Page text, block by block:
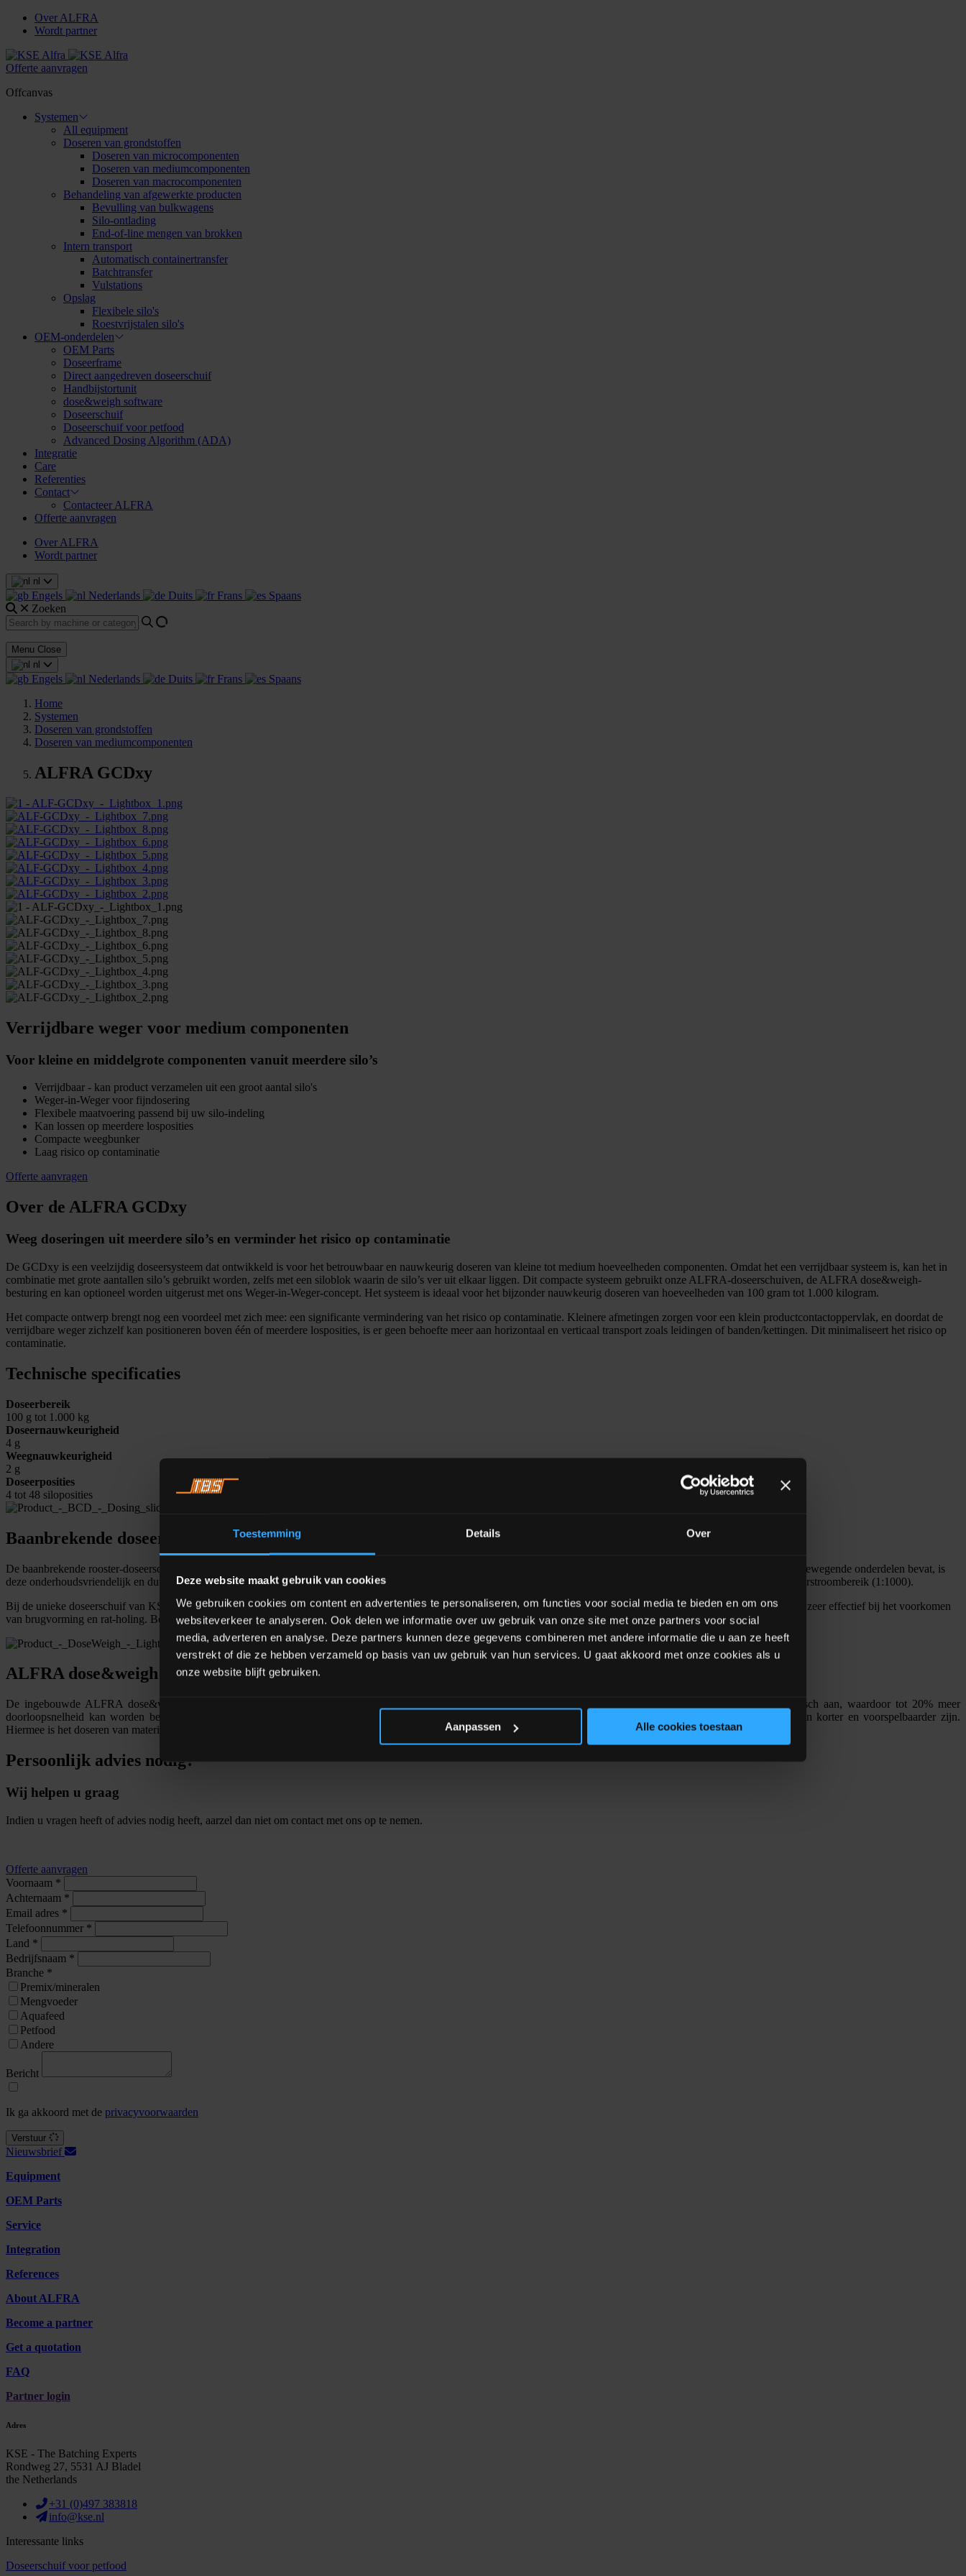
Toestemming Details Over
Deze website maakt gebruik van cookies
We gebruiken cookies om content en advertenties te personaliseren, om functies voor social media te bieden en om ons
websiteverkeer te analyseren. Ook delen we informatie over uw gebruik van onze site met onze partners voor social
media, adverteren en analyse. Deze partners kunnen deze gegevens combineren met andere informatie die u aan ze heeft
verstrekt of die ze hebben verzameld op basis van uw gebruik van hun services. U gaat akkoord met onze cookies als u
onze website blijft gebruiken.
Aanpassen Alle cookies toestaan
Over ALFRA
Wordt partner
Offerte aanvragen
Offcanvas
Systemen
All equipment
Doseren van grondstoffen
Doseren van microcomponenten
Doseren van mediumcomponenten
Doseren van macrocomponenten
Behandeling van afgewerkte producten
Bevulling van bulkwagens
Silo-ontlading
End-of-line mengen van brokken
Intern transport
Automatisch containertransfer
Batchtransfer
Vulstations
Opslag
Flexibele silo's
Roestvrijstalen silo's
OEM-onderdelen
OEM Parts
Doseerframe
Direct aangedreven doseerschuif
Handbijstortunit
dose&weigh software
Doseerschuif
Doseerschuif voor petfood
Advanced Dosing Algorithm (ADA)
Integratie
Care
Referenties
Contact
Contacteer ALFRA
Offerte aanvragen
Over ALFRA
Wordt partner
nl
Engels Nederlands Duits Frans
Spaans
Zoeken
Menu Close
nl
Engels Nederlands Duits Frans
Spaans
Home
Systemen
Doseren van grondstoffen
Doseren van mediumcomponenten
ALFRA GCDxy
Verrijdbare weger voor medium componenten
Voor kleine en middelgrote componenten vanuit meerdere silo’s
Verrijdbaar - kan product verzamelen uit een groot aantal silo's
Weger-in-Weger voor fijndosering
Flexibele maatvoering passend bij uw silo-indeling
Kan lossen op meerdere losposities
Compacte weegbunker
Laag risico op contaminatie
Offerte aanvragen
Over de ALFRA GCDxy
Weeg doseringen uit meerdere silo’s en verminder het risico op contaminatie
De GCDxy is een veelzijdig doseersysteem dat ontwikkeld is voor het betrouwbaar en nauwkeurig doseren van kleine tot medium hoeveelheden componenten. Omdat het een verrijdbaar systeem is, kan het in
combinatie met grote aantallen silo’s gebruikt worden, zelfs met een siloblok waarin de silo’s ver uit elkaar liggen. Dit compacte systeem gebruikt onze ALFRA-doseerschuiven, de ALFRA dose&weigh-
besturing en kan optioneel worden uitgerust met ons Weger-in-Weger-concept. Het systeem is ideaal voor het bijzonder nauwkeurig doseren van hoeveelheden van 100 gram tot 1.000 kilogram.
Het compacte ontwerp brengt nog een voordeel met zich mee: een significante vermindering van het risico op contaminatie. Kleinere afmetingen zorgen voor een klein productcontactoppervlak, en doordat de
verrijdbare weger zichzelf kan positioneren boven één of meerdere losposities, is er geen behoefte meer aan horizontaal en verticaal transport zoals leidingen of banden/kettingen. Dit minimaliseert het risico op
contaminatie.
Technische specificaties
Doseerbereik
100 g tot 1.000 kg
Doseernauwkeurigheid
4 g
Weegnauwkeurigheid
2 g
Doseerposities
4 tot 48 siloposities
Baanbrekende doseerschuif
De baanbrekende rooster-doseerschuif van KSE biedt fundamentele verbeteringen ten opzichte van traditionele doseermethoden met doseerschroeven. Omdat de schuif weinig bewegende onderdelen bevat, is
deze onderhoudsvriendelijk en duurzaam (levensduur van > 20 jaar). Grondstoffen worden nauwkeuriger en met een hogere snelheid geleverd en de schuif heeft een enorm doorstroombereik (1:1000).
Bij de unieke doseerschuif van KSE wordt de belangrijke First-In-First-Out-volgorde gehandhaafd, wat dode zones in de silo uitsluit. Dankzij het grote losoppervlak is de schuif zeer effectief bij het voorkomen
van brugvorming en rat-holing. Bovendien voorkomt verticaal transport productbeschadiging of verdichting.
ALFRA dose&weigh software
De ingebouwde ALFRA dose&weigh software gebruikt historische data om de grove dosering te starten en past vervolgens het stroomprofiel voor fijnproduct dynamisch aan, waardoor tot 20% meer
doorloopsnelheid kan worden bereikt, zelfs voor materialen met variërende loopeigenschappen. De verbeterde nauwkeurigheid bespaart grondstoffen, terwijl de batchtijden korter en voorspelbaarder zijn.
Hiermee is het doseren van materialen niet langer een knelpunt in het proces!
Persoonlijk advies nodig?
Wij helpen u graag
Indien u vragen heeft of advies nodig heeft, aarzel dan niet om contact met ons op te nemen.
Offerte aanvragen
Voornaam *
Achternaam *
Email adres *
Telefoonnummer *
Land *
Bedrijfsnaam *
Branche *
Premix/mineralen
Mengvoeder
Aquafeed
Petfood
Andere
Bericht
Ik ga akkoord met de privacyvoorwaarden
Verstuur
Nieuwsbrief
Equipment
OEM Parts
Service
Integration
References
About ALFRA
Become a partner
Get a quotation
FAQ
Partner login
Adres
KSE - The Batching Experts
Rondweg 27, 5531 AJ Bladel
the Netherlands
+31 (0)497 383818
info@kse.nl
Interessante links
Doseerschuif voor petfood